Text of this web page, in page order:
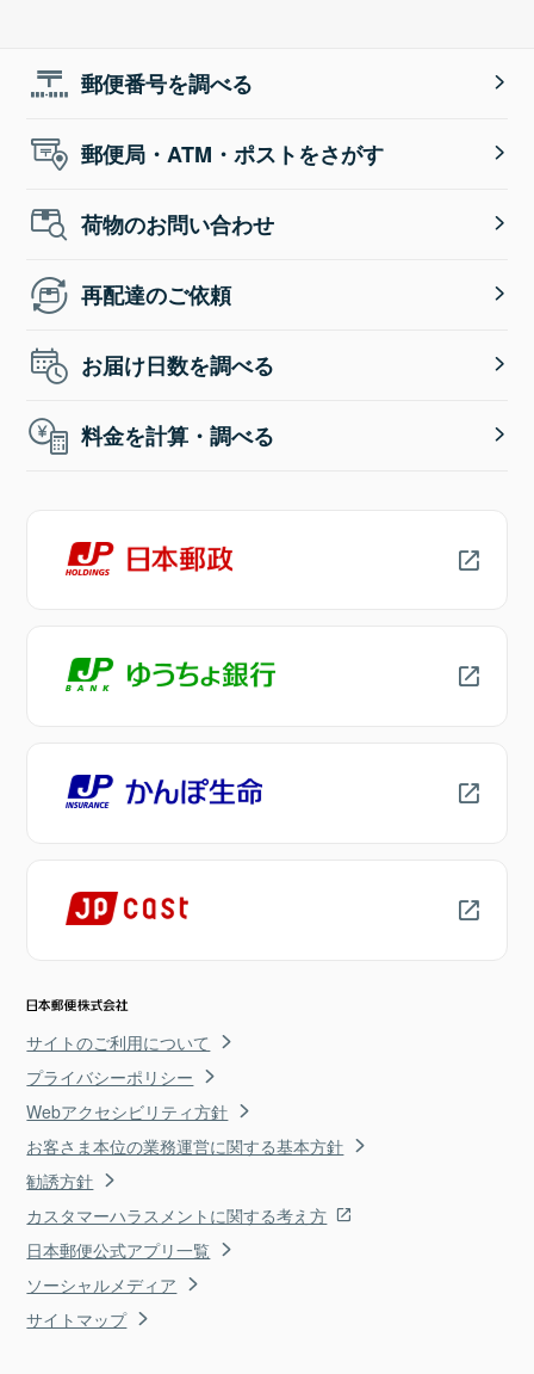
郵便番号を調べる
郵便局・ATM・ポストをさがす
荷物のお問い合わせ
再配達のご依頼
お届け日数を調べる
料金を計算・調べる
サイトのご利用について
プライバシーポリシー
Webアクセシビリティ方針
お客さま本位の業務運営に関する基本方針
勧誘方針
カスタマーハラスメントに関する考え方
日本郵便公式アプリ一覧
ソーシャルメディア
サイトマップ